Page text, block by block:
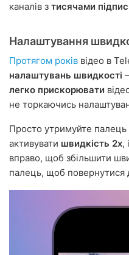
каналів з тисячами
Налаштування
Протягом років відео в
налаштувань швидкості
легко прискорювати
не торкаючись
Просто утримуйте палець
активувати швидкість 2х,
вправо, щоб збільшити
палець, щоб повернутися